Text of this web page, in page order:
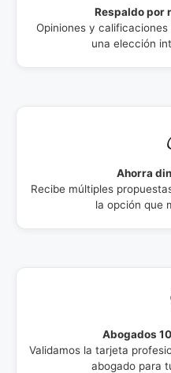
Respaldo por
Opiniones y
una elección
Ahorra
Recibe múltiples
la opción que
Abogados
Validamos la tarjeta
abogado para